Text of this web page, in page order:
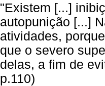
"Existem [...]
autopunição [...]
atividades,
que o severo
delas, a fim de
p.110)